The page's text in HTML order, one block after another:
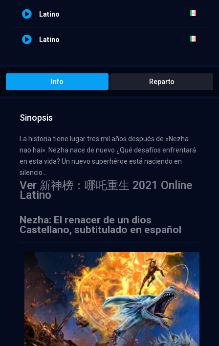
Latino
Latino
Info Reparto
Sinopsis
La historia tiene lugar tres mil años después de «Nezha
nao hai». Nezha nace de nuevo ¿Qué desafíos enfrentará
en esta vida? Un nuevo superhéroe está naciendo en
silencio…
Ver 新神榜：哪吒重生 2021 Online
Latino
Nezha: El renacer de un dios
Castellano, subtitulado en español